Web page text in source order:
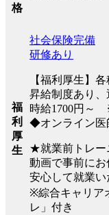
格
福
利
厚
生
社会保険完備
研修あり
【福利厚生】
昇給制度あり
時給1700円～
◆オンライン医
★就業前トレ
動画で事前に
安心して就業い
※綜合キャリア
レ」付き